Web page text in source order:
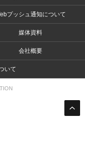
プッシュ通知について
媒体資料
会社概要
いて